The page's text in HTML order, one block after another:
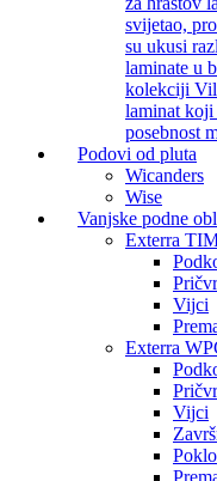
svijetao,
su ukusi
laminate u
kolekciji
laminat koji
posebnost
Podovi od pluta
Wicanders
Wise
Vanjske podne
Exterra
Vijci
Exterra
Vijci